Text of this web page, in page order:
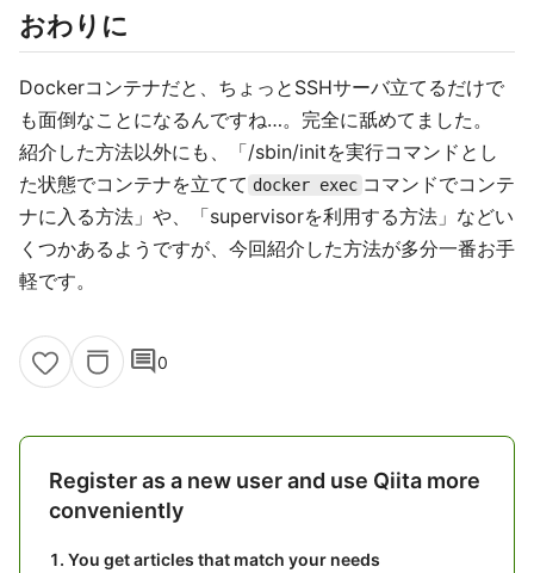
おわりに
Dockerコンテナだと、ちょっとSSHサーバ立てるだけで
も面倒なことになるんですね…。完全に舐めてました。
紹介した方法以外にも、「/sbin/initを実行コマンドとし
た状態でコンテナを立てて docker exec コマンドでコンテ
ナに入る方法」や、「supervisorを利用する方法」などい
くつかあるようですが、今回紹介した方法が多分一番お手
軽です。
comment0
Register as a new user and use Qiita more
conveniently
You get articles that match your needs